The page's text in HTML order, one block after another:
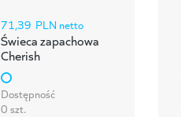
71,39 PLN netto
Świeca zapachowa
Cherish
Dostępność
0 szt.